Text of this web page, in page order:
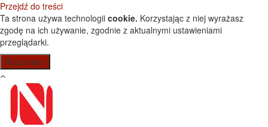
Przejdź do treści
Ta strona używa technologii cookie. Korzystając z niej wyrażasz
zgodę na ich używanie, zgodnie z aktualnymi ustawieniami
przeglądarki.